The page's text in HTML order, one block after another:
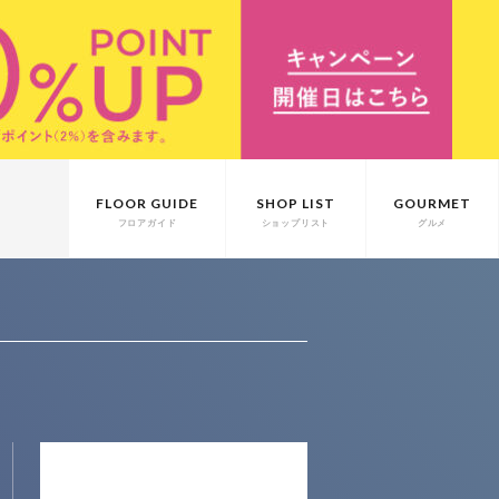
FLOOR GUIDE
フロアガイド
SHOP LIST
ショップリスト
GOURMET
グルメ